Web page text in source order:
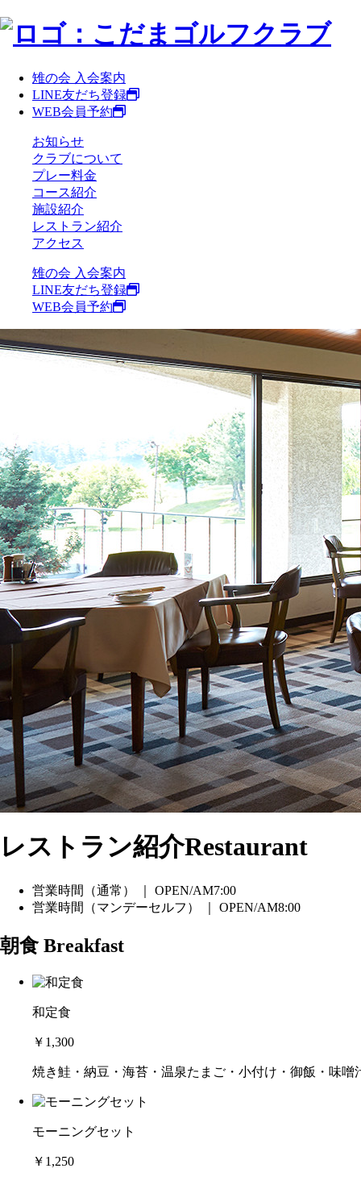
雉の会 入会案内
LINE友だち登録
WEB会員予約
お知らせ
クラブについて
プレー料金
コース紹介
施設紹介
レストラン紹介
アクセス
雉の会 入会案内
LINE友だち登録
WEB会員予約
レストラン紹介Restaurant
営業時間（通常） ｜ OPEN/AM7:00
営業時間（マンデーセルフ） ｜ OPEN/AM8:00
朝食 Breakfast
和定食
￥1,300
焼き鮭・納豆・海苔・温泉たまご・小付け・御飯・味噌
モーニングセット
￥1,250